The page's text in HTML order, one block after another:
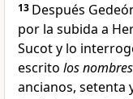
13 Después
por la subida a
Sucot y lo
escrito los
ancianos, setenta